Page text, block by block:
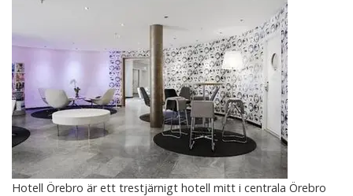
Hotell Örebro är ett trestjärnigt hotell mitt i centrala Örebro